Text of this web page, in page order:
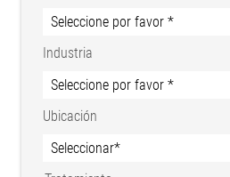
Industria
Ubicación